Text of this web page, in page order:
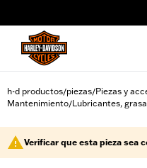
h-d productos/piezas/Piezas y
Mantenimiento/Lubricantes,
Verificar que esta pieza sea